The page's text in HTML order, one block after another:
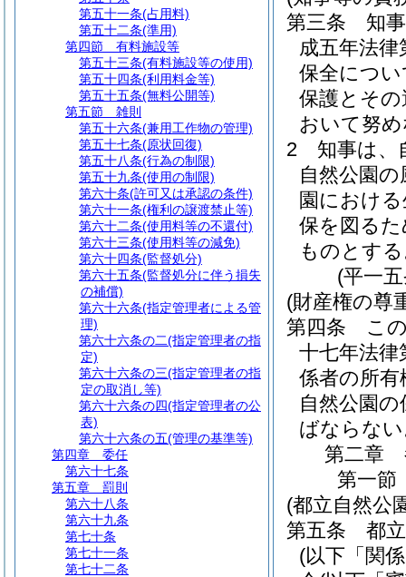
第三条
知
成五年法律
保全につ
保護とそ
おいて努
2
知事は、
自然公園
園におけ
保を図る
ものとす
(平一
(財産権の尊
第四条
こ
十七年法律
係者の所
自然公園
ばならな
第二章
第一節
(都立自然公
第五条
都
(以下「関
第五十一条(占用料)
第五十二条(準用)
第四節
有料施設等
第五十三条(有料施設等の使用)
第五十四条(利用料金等)
第五十五条(無料公開等)
第五節
雑則
第五十六条(兼用工作物の管理)
第五十七条(原状回復)
第五十八条(行為の制限)
第五十九条(使用の制限)
第六十条(許可又は承認の条件)
第六十一条(権利の譲渡禁止等)
第六十二条(使用料等の不還付)
第六十三条(使用料等の減免)
第六十四条(監督処分)
第六十五条(監督処分に伴う損失
の補償)
第六十六条(指定管理者による管
理)
第六十六条の二(指定管理者の指
定)
第六十六条の三(指定管理者の指
定の取消し等)
第六十六条の四(指定管理者の公
表)
第六十六条の五(管理の基準等)
第四章
委任
第六十七条
第五章
罰則
第六十八条
第六十九条
第七十条
第七十一条
第七十二条